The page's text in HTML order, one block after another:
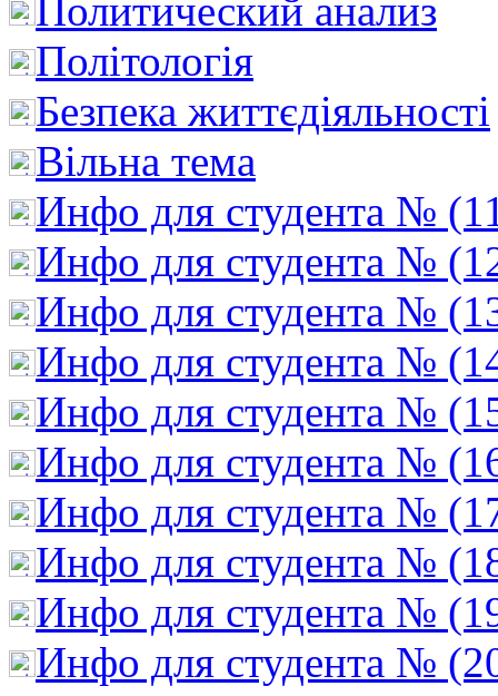
Политический анализ
Політологія
Безпека життєдіяльності
Вільна тема
Инфо для студента №
Инфо для студента №
Инфо для студента №
Инфо для студента №
Инфо для студента №
Инфо для студента №
Инфо для студента №
Инфо для студента №
Инфо для студента №
Инфо для студента №